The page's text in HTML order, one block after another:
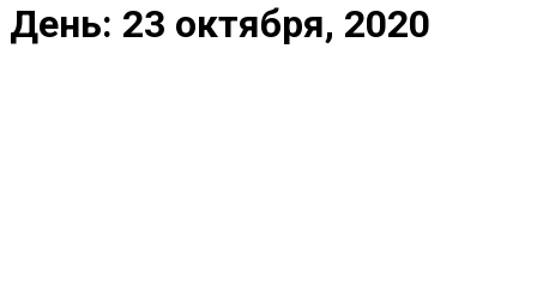
День: 23 октября, 2020